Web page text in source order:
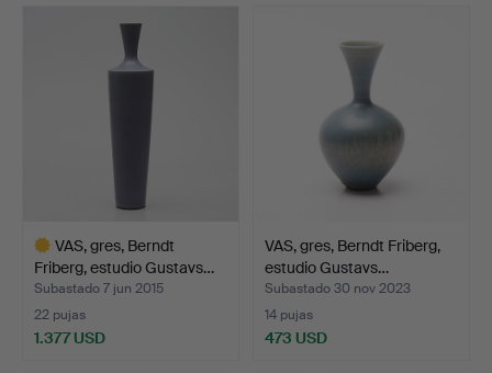
VAS, gres, Berndt
Friberg, estudio Gustavs…
Subastado 7 jun 2015
22 pujas
1.377 USD
VAS, gres, Berndt Friberg,
estudio Gustavs…
Subastado 30 nov 2023
14 pujas
473 USD